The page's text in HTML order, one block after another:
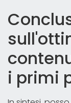
i primi